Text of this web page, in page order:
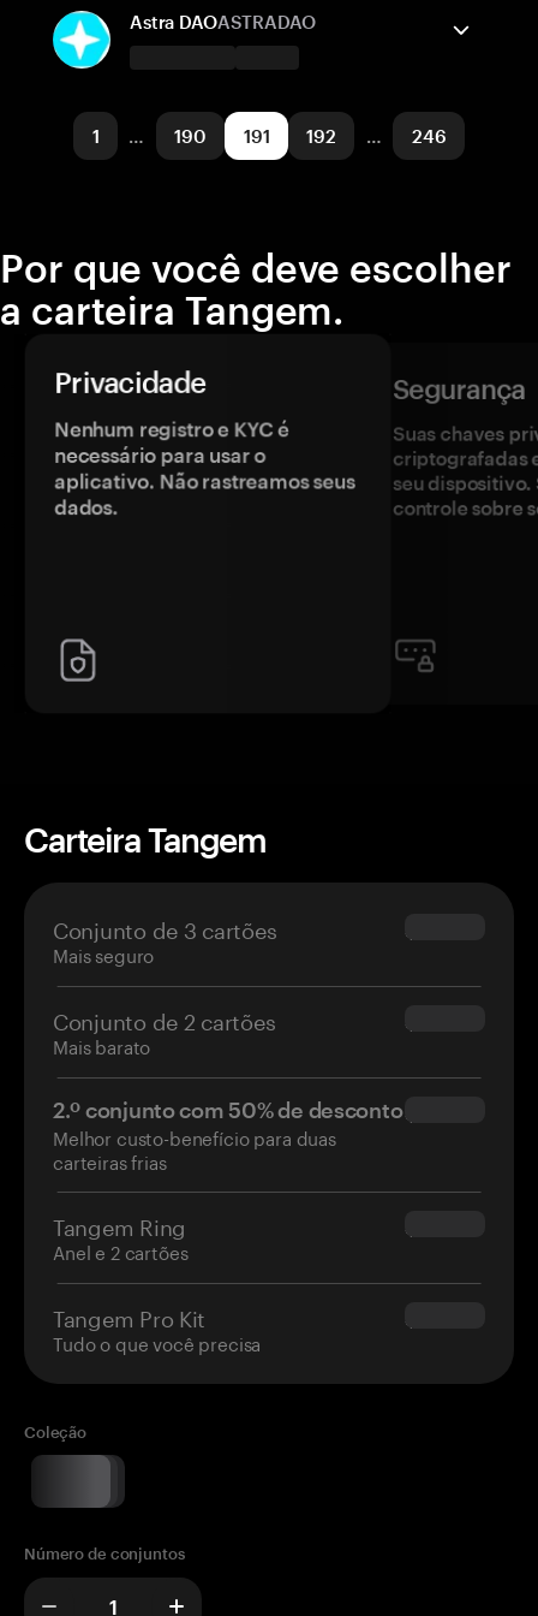
Avalanche
Enviar/Receber Comprar
Base
Astra DAOASTRADAO
Enviar/Receber Comprar
1 … 190 191 192 … 246
Por que você deve escolher
a carteira Tangem.
Privacidade
Nenhum registro e KYC é
necessário para usar o
aplicativo. Não rastreamos seus
dados.
Segurança
Suas chaves
criptografadas
seu dispositivo.
controle sobre
Carteira Tangem
Conjunto de 3 cartões
Mais seguro
$69.90
Conjunto de 2 cartões
Mais barato
$54.90
2.º conjunto com 50% de desconto
Melhor custo-benefício para duas
carteiras frias
$34.95
Tangem Ring
Anel e 2 cartões
$160.00
Tangem Pro Kit
Tudo o que você precisa
$180.00
Coleção
Número de conjuntos